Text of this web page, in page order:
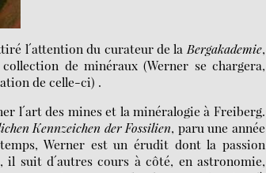
l´attention du curateur de laBergakademie,
de minéraux (Werner se chargera,
de celle-ci) .
l´art des mines et la minéralogie à Freiberg.
Kennzeichen der Fossilien, paru une année
Werner est un érudit dont la passion
suit d´autres cours à côté, en astronomie,